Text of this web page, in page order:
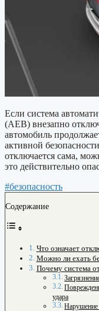
Если система
(AEB) внезапно
автомобиль
активной
отключается сама,
это действительно
#безопасность
Содержание
Что означает
Можно ли ехать
Почему система
удара
Нарушение